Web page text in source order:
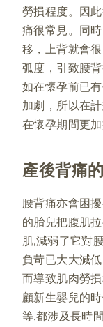
勞損程度。因
痛很常見。同
移，上背就會
弧度，引致腰
如在懷孕前已
加劇，所以在
在懷孕期間更加
產後背痛
腰背痛亦會困
的胎兒把腹肌
肌,減弱了它對
負苛已大大減
而導致肌肉勞
顧新生嬰兒的
等,都涉及長時